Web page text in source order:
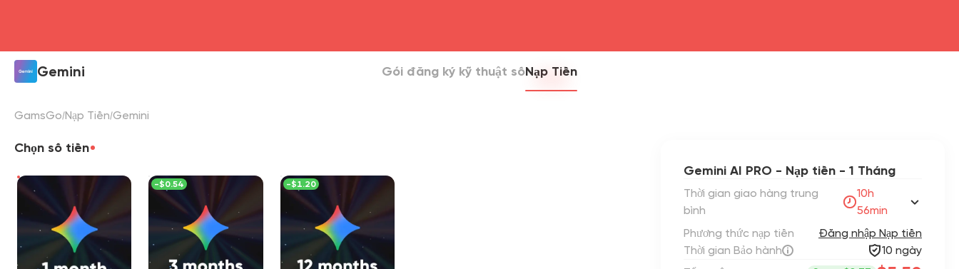
Gemini Gói đăng ký kỹ thuật sốNạp Tiền
GamsGo Nạp Tiền Gemini
Chọn số tiền
-$0.54 -$1.20
Gemini AI PRO - Nạp tiền - 1 Tháng
Thời gian giao hàng trung
bình
10h
56min
Phương thức nạp tiền
Đăng nhập Nạp tiền
Thời gian Bảo hành
10 ngày